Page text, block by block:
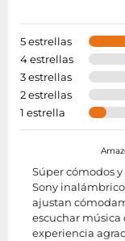
5 estrellas
4 estrellas
3 estrellas
2 estrellas
1 estrella
Súper cómodos
Sony
ajustan
escuchar
experiencia